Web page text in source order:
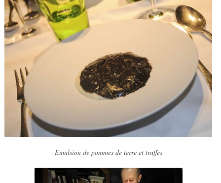
Emulsion de pommes de terre et truffes